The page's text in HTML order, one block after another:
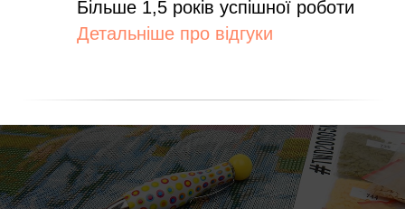
Більше 1,5 років успішної роботи
Детальніше про відгуки